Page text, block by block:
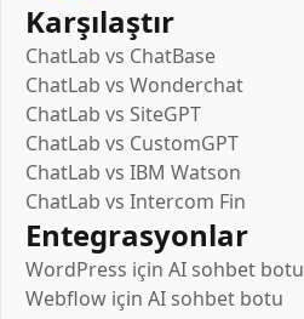
Karşılaştır
ChatLab vs ChatBase
ChatLab vs Wonderchat
ChatLab vs SiteGPT
ChatLab vs CustomGPT
ChatLab vs IBM Watson
ChatLab vs Intercom Fin
Entegrasyonlar
WordPress için AI sohbet botu
Webflow için AI sohbet botu